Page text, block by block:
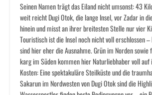
Seinen Namen trägt das Eiland nicht umsonst: 43
weit reicht Dugi Otok, die lange Insel, vor Zadar in
hinein und misst an ihrer breitesten Stelle nur vier
Touristisch ist die Insel noch nicht voll erschlossen –
sind hier eher die Ausnahme. Grün im Norden sowie
karg im Süden kommen hier Naturliebhaber voll auf
Kosten: Eine spektakuläre Steilküste und die
Sakarun im Nordwesten von Dugi Otok sind die